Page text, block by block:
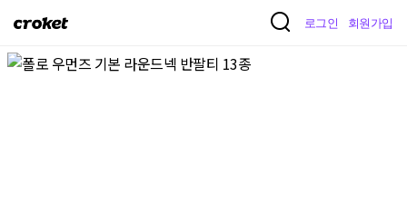
크
켓
로그인 회원가입